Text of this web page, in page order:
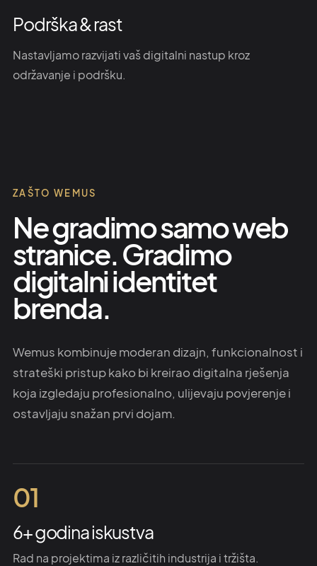
Podrška & rast
Nastavljamo razvijati vaš digitalni nastup kroz
održavanje i podršku.
ZAŠTO WEMUS
Ne gradimo samo web
stranice. Gradimo
digitalni identitet
brenda.
Wemus kombinuje moderan dizajn, funkcionalnost i
strateški pristup kako bi kreirao digitalna rješenja
koja izgledaju profesionalno, ulijevaju povjerenje i
ostavljaju snažan prvi dojam.
01
6+ godina iskustva
Rad na projektima iz različitih industrija i tržišta.